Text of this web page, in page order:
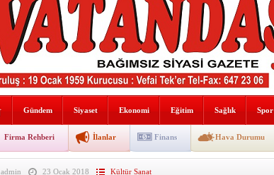
HAYATIN İÇİNDEN BESLENME
Kaybettiklerimiz
NÖBETÇİ ECZANELER
Okullarda yeni dönem: Yönetmelik kapsamlı şekilde
değişti
taşınıyor
Hafif ticari araç takla attı! 2’si Çocuk 5 Yaralı
Gündem Siyaset Ekonomi Eğitim Sağlık Spor
Firma Rehberi İlanlar Finans Hava Durumu
admin 23 Ocak 2018 Kültür Sanat